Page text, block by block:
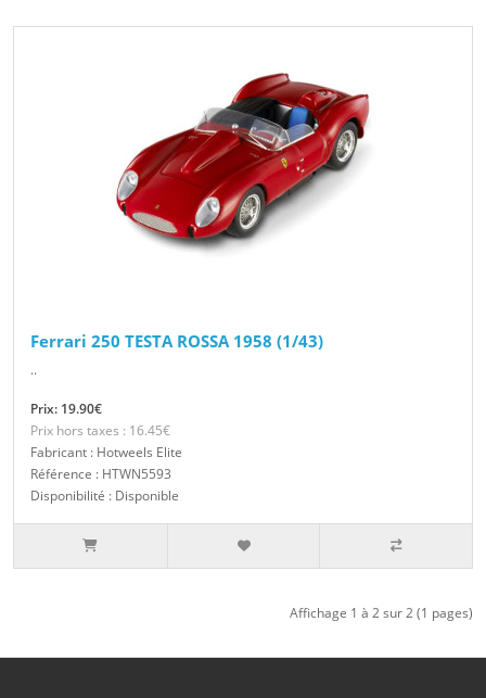
Ferrari 250 TESTA ROSSA 1958 (1/43)
..
Prix: 19.90€
Prix hors taxes : 16.45€
Fabricant : Hotweels Elite
Référence : HTWN5593
Disponibilité : Disponible
Affichage 1 à 2 sur 2 (1 pages)